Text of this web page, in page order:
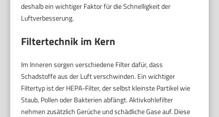
deshalb ein wichtiger Faktor für die Schnelligkeit der
Luftverbesserung.
Filtertechnik im Kern
Im Inneren sorgen verschiedene Filter dafür, dass
Schadstoffe aus der Luft verschwinden. Ein wichtiger
Filtertyp ist der HEPA-Filter, der selbst kleinste Partikel wie
Staub, Pollen oder Bakterien abfängt. Aktivkohlefilter
nehmen zusätzlich Gerüche und schädliche Gase auf. Diese